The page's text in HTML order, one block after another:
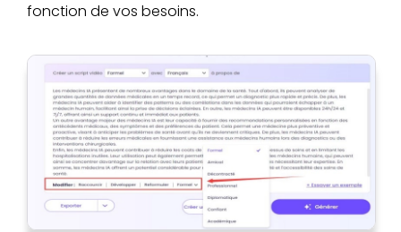
fonction de vos besoins.